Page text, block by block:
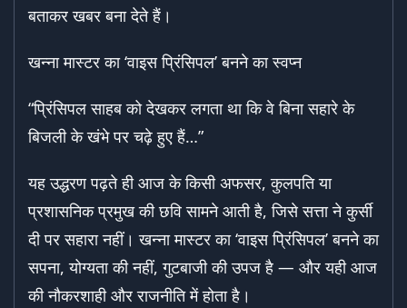
बताकर खबर बना देते हैं।
खन्ना मास्टर का ‘वाइस प्रिंसिपल’ बनने का स्वप्न
“प्रिंसिपल साहब को देखकर लगता था कि वे बिना सहारे के
बिजली के खंभे पर चढ़े हुए हैं…”
यह उद्धरण पढ़ते ही आज के किसी अफसर, कुलपति या
प्रशासनिक प्रमुख की छवि सामने आती है, जिसे सत्ता ने कुर्सी
दी पर सहारा नहीं। खन्ना मास्टर का ‘वाइस प्रिंसिपल’ बनने का
सपना, योग्यता की नहीं, गुटबाजी की उपज है — और यही आज
की नौकरशाही और राजनीति में होता है।